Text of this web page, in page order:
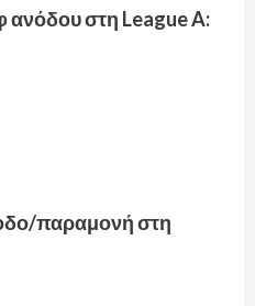
ανόδου στη League A:
παραμονή στη